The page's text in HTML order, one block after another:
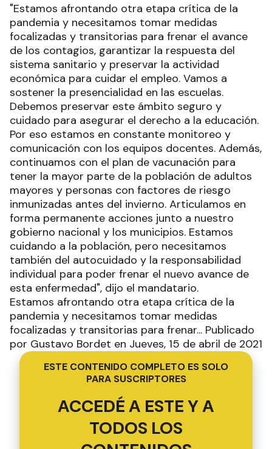
"Estamos afrontando otra etapa crítica de la
pandemia y necesitamos tomar medidas
focalizadas y transitorias para frenar el avance
de los contagios, garantizar la respuesta del
sistema sanitario y preservar la actividad
económica para cuidar el empleo. Vamos a
sostener la presencialidad en las escuelas.
Debemos preservar este ámbito seguro y
cuidado para asegurar el derecho a la educación.
Por eso estamos en constante monitoreo y
comunicación con los equipos docentes. Además,
continuamos con el plan de vacunación para
tener la mayor parte de la población de adultos
mayores y personas con factores de riesgo
inmunizadas antes del invierno. Articulamos en
forma permanente acciones junto a nuestro
gobierno nacional y los municipios. Estamos
cuidando a la población, pero necesitamos
también del autocuidado y la responsabilidad
individual para poder frenar el nuevo avance de
esta enfermedad", dijo el mandatario.
Estamos afrontando otra etapa crítica de la
pandemia y necesitamos tomar medidas
focalizadas y transitorias para frenar... Publicado
por Gustavo Bordet en Jueves, 15 de abril de 2021
ESTE CONTENIDO COMPLETO ES SOLO
PARA SUSCRIPTORES
ACCEDÉ A ESTE Y A
TODOS LOS